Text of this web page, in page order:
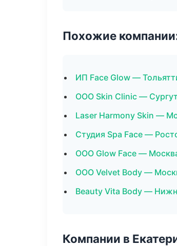
Похожие
ИП Face Glow —
ООО Skin Clinic — Сургут
Laser Harmony Skin —
Студия Spa Face —
ООО Glow Face —
ООО Velvet Body —
Beauty Vita Body —
Компании в